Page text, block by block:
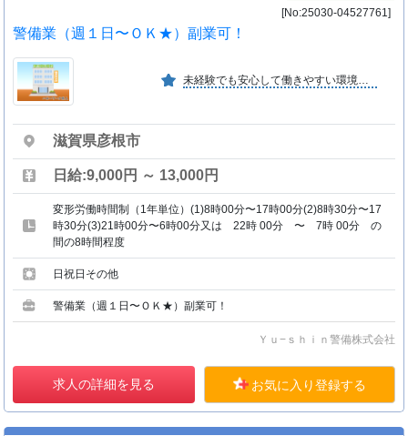
[No:25030-04527761]
警備業（週１日〜ＯＫ★）副業可！
未経験でも安心して働きやすい環境を作っています。 経歴に関係なく丁寧な指導から、アットホームな社風で 警備業務を通じて、人との結び（繋がり）を大切にしています。
滋賀県彦根市
日給:9,000円 ～ 13,000円
変形労働時間制（1年単位）(1)8時00分〜17時00分(2)8時30分〜17
時30分(3)21時00分〜6時00分又は 22時 00分 〜 7時 00分 の
間の8時間程度
日祝日その他
警備業（週１日〜ＯＫ★）副業可！
Ｙｕ−ｓｈｉｎ警備株式会社
求人の詳細を見る お気に入り登録する